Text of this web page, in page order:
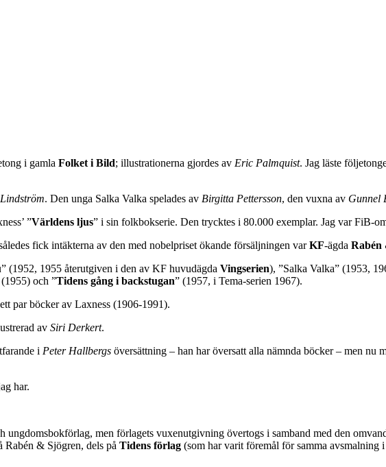
i gamla Folket i Bild; illustrationerna gjordes av Eric Palmquist. Jag läste
. Den unga Salka Valka spelades av Birgitta Pettersson, den vuxna av Gunnel
”Världens ljus” i sin folkbokserie. Den trycktes i 80.000 exemplar. Jag var FiB-
fick intäkterna av den med nobelpriset ökande försäljningen varKF-ägda Rabén
” (1952, 1955 återutgiven i den av KF huvudägda Vingserien), ”Salka Valka” (1953,
(1955) och ”Tidens gång i backstugan” (1957, i Tema-serien 1967).
par böcker av Laxness (1906-1991).
av Siri Derkert.
i Peter Hallbergs översättning – han har översatt alla nämnda böcker – men nu
har.
ungdomsbokförlag, men förlagets vuxenutgivning övertogs i samband med den
Rabén & Sjögren, dels på Tidens förlag (som har varit föremål för samma